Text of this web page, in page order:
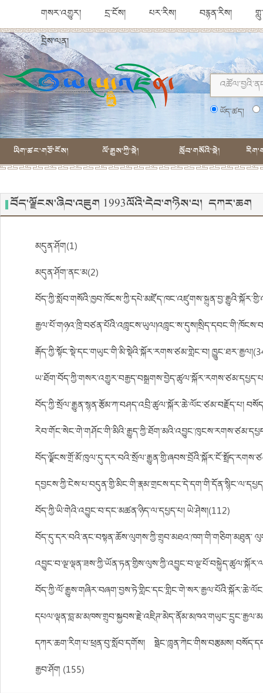
གསར་འགྱུར། དྲ་ངོས། པར་རིས། བརྙན་རིས།
དྲིས་ལན།
ཡོད་ཚད།
ཡིག་ཚང་གཙོ་ངོས། ལོ་རྒྱུས་ཀྱི་སྡེ། སློབ་གསོའི་སྡེ།
བོད་ལྗོངས་ཞིབ་འཇུག 1993ལོའི་དེབ་གཉིས་པ། དཀར་ཆག
མདུན་ཤོག(1)
མདུན་ཤོག་ནང་མ(2)
རྒོད་ཀྱི་སྟོང་སྡེ་དང་གཡུང་གི་མི་སྡེའི་སྐོར་རགས་ཙམ་གླེང་བ།
བོད་ཀྱི་སྲོལ་རྒྱུན་སྙན་རྩོམ་ཀ་བཤད་འབྲི་ཚུལ་སྐོར་ཆེ་ལོང་ཙམ་བརྗོད་པ།
བོད་ཀྱི་ཡི་གེའི་འབྱུང་བ་དང་མཚན་ཉིད་ལ་དཔྱད་པ། ཡེ་ཤེས།(112)
བོད་དུ་དར་བའི་ནང་བསྟན་ཆོས་ལུགས་ཀྱི་གྲུབ་མཐའ་ཁག་གི་གཅིག་མཐུན་
དཀར་ཆག་རིག་པ་ཕྲན་བུ་སློབ་དགོས། ཧྥེང་ཁྲུན་ཀེང་གིས་བརྩམས།
རྒྱབ་ཤོག (155)